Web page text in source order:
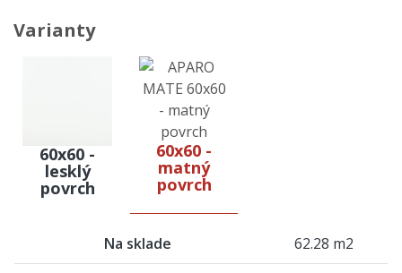
Varianty
60x60 -
lesklý
povrch
60x60 -
matný
povrch
Na sklade 62.28 m2